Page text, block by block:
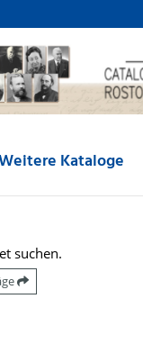
Kataloge
suchen.